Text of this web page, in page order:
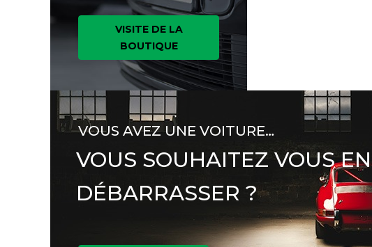
VISITE DE LA
BOUTIQUE
VOUS AVEZ UNE VOITURE…
VOUS SOUHAITEZ VOUS EN
DÉBARRASSER ?